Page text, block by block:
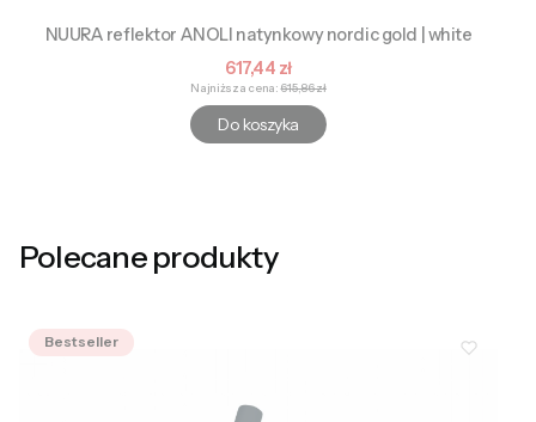
NUURA reflektor ANOLI natynkowy nordic gold | white
Cena promocyjna
617,44 zł
Najniższa cena: 615,86 zł
Do koszyka
Polecane produkty
Bestseller